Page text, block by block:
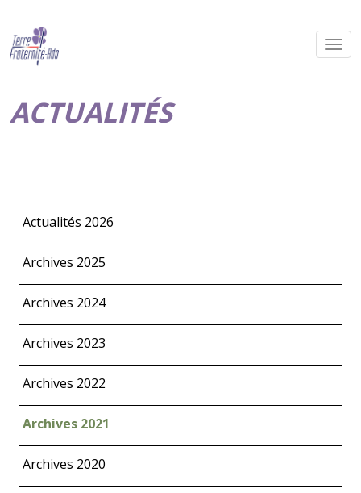
ACTUALITÉS
Actualités 2026
Archives 2025
Archives 2024
Archives 2023
Archives 2022
Archives 2021
Archives 2020